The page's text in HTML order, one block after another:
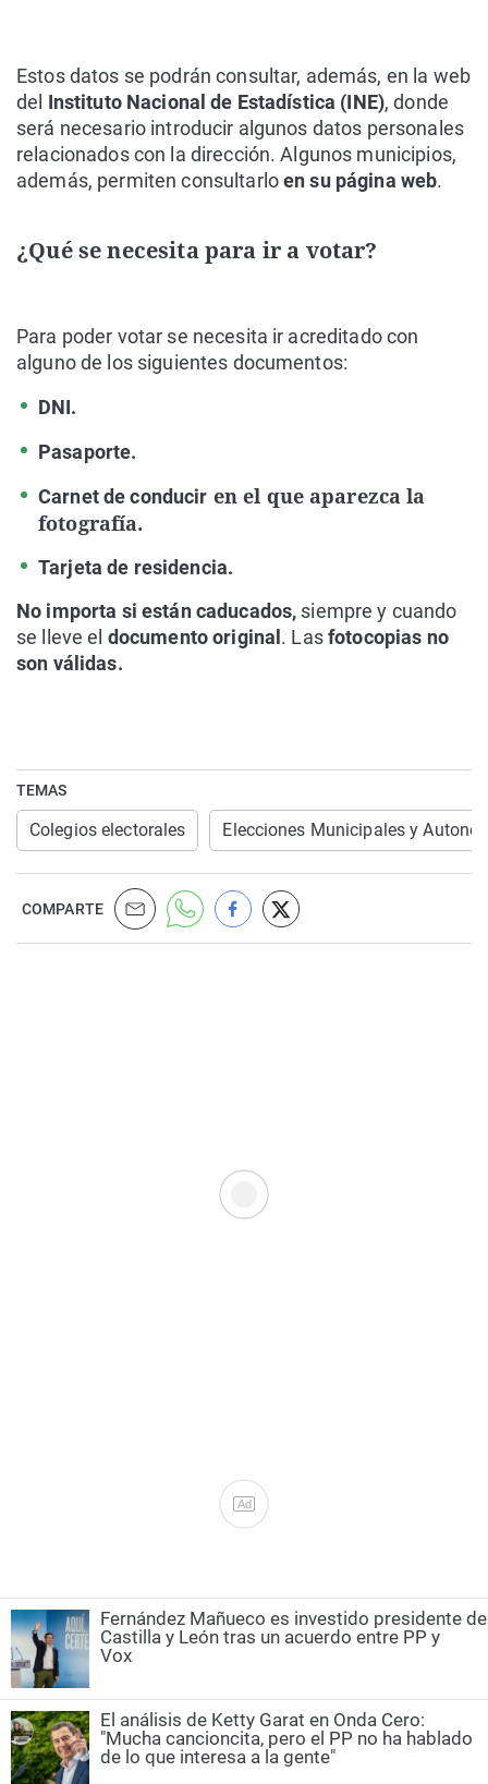
Estos datos se podrán consultar, además, en la web
del Instituto Nacional de Estadística (INE), donde
será necesario introducir algunos datos personales
relacionados con la dirección. Algunos municipios,
además, permiten consultarloen su página web.
¿Qué se necesita para ir a votar?
Para poder votar se necesita ir acreditado con
alguno de los siguientes documentos:
DNI.
Pasaporte.
Carnet de conducir en el que aparezca la
fotografía.
Tarjeta de residencia.
No importa si están caducados, siempre y cuando
se lleve el documento original . Lasfotocopias no
son válidas.
TEMAS
Colegios electorales Elecciones Municipales y
COMPARTE
Ad
Fernández Mañueco es investido presidente de
Castilla y León tras un acuerdo entre PP y
Vox
El análisis de Ketty Garat en Onda Cero:
"Mucha cancioncita, pero el PP no ha hablado
de lo que interesa a la gente"